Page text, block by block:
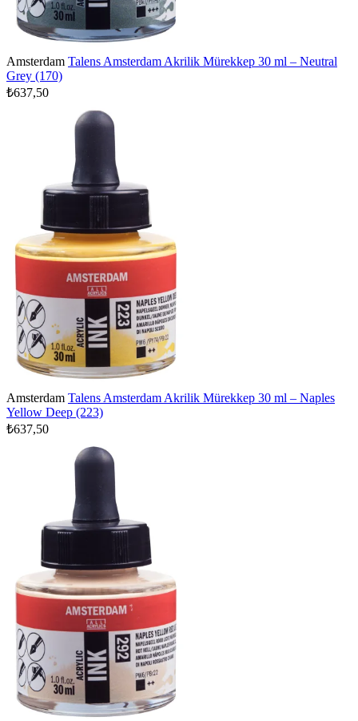
Amsterdam Talens Amsterdam Akrilik Mürekkep 30 ml – Neutral
Grey (170)
₺637,50
Amsterdam Talens Amsterdam Akrilik Mürekkep 30 ml – Naples
Yellow Deep (223)
₺637,50